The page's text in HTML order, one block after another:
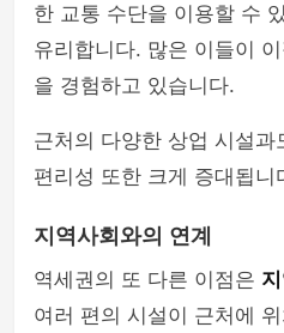
한 교통 수단을 이용할 수
유리합니다. 많은 이들이
을 경험하고 있습니다.
근처의 다양한 상업 시설과
편리성 또한 크게 증대됩니
지역사회와의 연계
역세권의 또 다른 이점은
여러 편의 시설이 근처에